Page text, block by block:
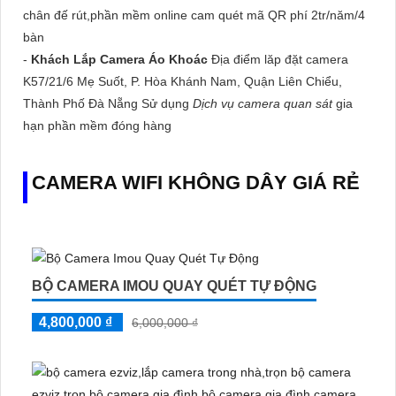
chân đế rút,phần mềm online cam quét mã QR phí 2tr/năm/4
bàn
- Khách Lắp Camera Áo Khoác Địa điểm lăp đặt camera
K57/21/6 Mẹ Suốt, P. Hòa Khánh Nam, Quận Liên Chiểu,
Thành Phố Đà Nẵng Sử dụng Dịch vụ camera quan sátgia
hạn phần mềm đóng hàng
CAMERA WIFI KHÔNG DÂY GIÁ RẺ
BỘ CAMERA IMOU QUAY QUÉT TỰ ĐỘNG
4,800,000 ₫ 6,000,000 ₫